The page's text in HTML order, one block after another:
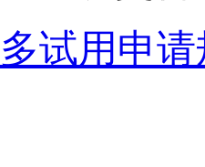
试用申